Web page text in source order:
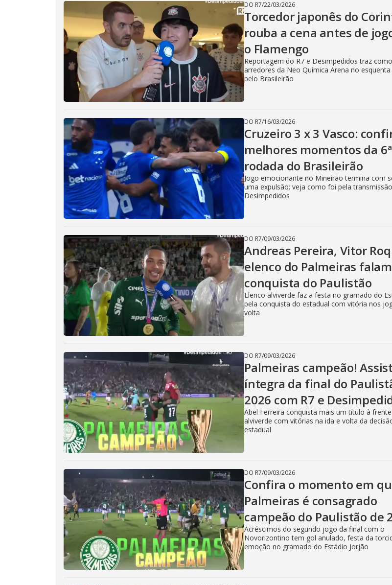
DO R7/22/03/2026
Torcedor japonês do
rouba a cena antes de
o Flamengo
Reportagem do R7 e Desimpedidos traz
arredores da Neo Química Arena no
pelo Brasileirão
DO R7/16/03/2026
Cruzeiro 3 x 3 Vasco:
melhores momentos da 6ª
rodada do Brasileirão
Jogo emocionante no Mineirão termina com
uma expulsão; veja como foi pela
Desimpedidos
DO R7/09/03/2026
Andreas Pereira, Vitor
elenco do Palmeiras
conquista do Paulistão
Elenco alviverde faz a festa no gramado do
pela conquista do estadual com vitória nos
volta
DO R7/09/03/2026
Palmeiras campeão!
íntegra da final do
2026 com R7 e
Abel Ferreira conquista mais um título à
alviverde com vitórias na ida e volta da
estadual
DO R7/09/03/2026
Confira o momento em
Palmeiras é consagrado
campeão do Paulistão de
Acréscimos do segundo jogo da final com o
Novorizontino tem gol anulado, festa da
emoção no gramado do Estádio Jorjão